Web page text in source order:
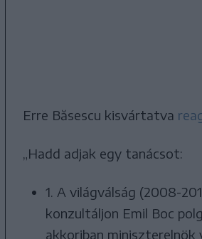
Erre Băsescu kisvártatva
„Hadd adjak egy tanácsot:
1. A világválság (2008-
konzultáljon Emil Boc
akkoriban miniszterelnök